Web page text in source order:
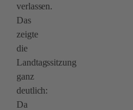
verlassen.
Das
zeigte
die
Landtagssitzung
ganz
deutlich:
Da